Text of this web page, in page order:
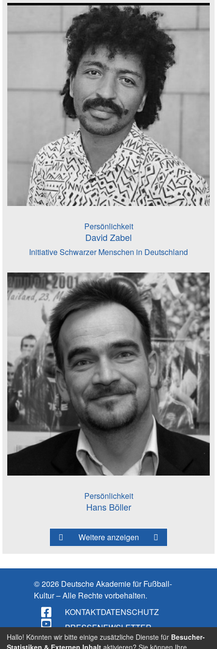
Persönlichkeit
David Zabel
Initiative Schwarzer Menschen in Deutschland
Persönlichkeit
Hans Böller
Weitere anzeigen
© 2026 Deutsche Akademie für Fußball-
Kultur – Alle Rechte vorbehalten.
KONTAKTDATENSCHUTZ
PRESSENEWSLETTER
IMPRESSUM
Hallo! Könnten wir bitte einige zusätzliche Dienste für Besucher-
Statistiken & Externen Inhalt aktivieren? Sie können Ihre